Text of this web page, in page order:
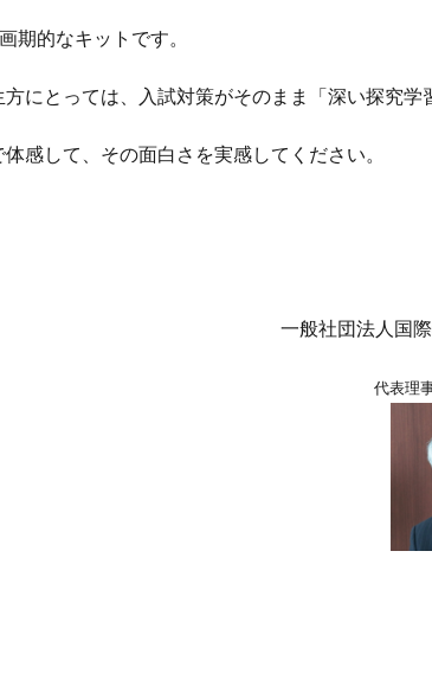
期的なキットです。
にとっては、入試対策がそのまま「深い探究学
感して、その面白さを実感してください。
一般社団法人国
代表理